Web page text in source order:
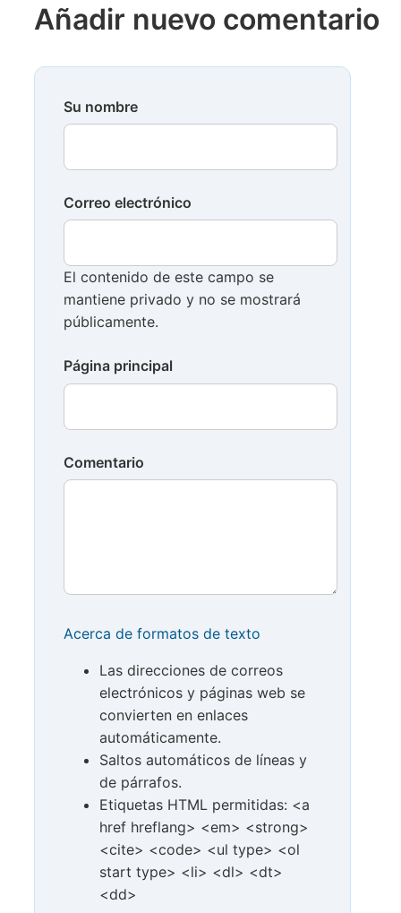
Añadir nuevo comentario
Su nombre
Correo electrónico
El contenido de este campo se
mantiene privado y no se mostrará
públicamente.
Página principal
Comentario
Acerca de formatos de texto
Las direcciones de correos
electrónicos y páginas web se
convierten en enlaces
automáticamente.
Saltos automáticos de líneas y
de párrafos.
Etiquetas HTML permitidas: <a
href hreflang> <em> <strong>
<cite> <code> <ul type> <ol
start type> <li> <dl> <dt>
<dd>